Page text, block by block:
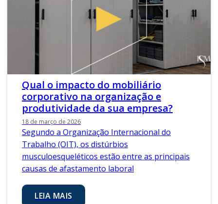
Qual o impacto do mobiliário
corporativo na organização e
produtividade da sua empresa?
18 de março de 2026
Segundo a Organização Internacional do
Trabalho (OIT), os distúrbios
musculoesqueléticos estão entre as principais
causas de afastamento laboral
LEIA MAIS